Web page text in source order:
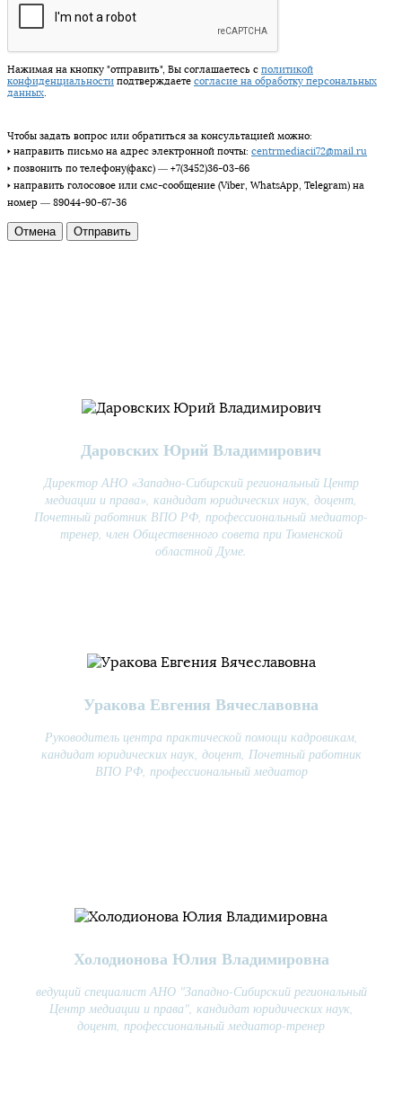
Нажимая на кнопку "отправить", Вы соглашаетесь с политикой
конфиденциальности подтверждаете согласие на обработку персональных
данных
Чтобы задать вопрос или обратиться за консультацией можно:
🢒 направить письмо на адрес электронной почты: centrmediacii72@mail.ru
🢒 позвонить по телефону(факс) — +7(3452)36-03-66
🢒 направить голосовое или смс-сообщение (Viber, WhatsApp, Telegram) на
номер — 89044-90-67-36
Отмена
Даровских Юрий Владимирович
Директор АНО «Западно-Сибирский региональный Центр
медиации и права», кандидат юридических наук, доцент,
Почетный работник ВПО РФ, профессиональный медиатор-
тренер, член Общественного совета при Тюменской
областной Думе.
Уракова Евгения Вячеславовна
Руководитель центра практической помощи кадровикам,
кандидат юридических наук, доцент, Почетный работник
ВПО РФ, профессиональный медиатор
Холодионова Юлия Владимировна
ведущий специалист АНО "Западно-Сибирский региональный
Центр медиации и права", кандидат юридических наук,
доцент, профессиональный медиатор-тренер